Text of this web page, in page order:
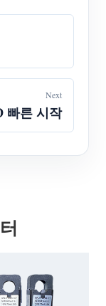
Next
빠른 시작